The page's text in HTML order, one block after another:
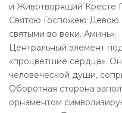
и Животворящий Кресте
Святою Госпожею Девою
святыми во веки. Аминь».
Центральный элемент
«процветшие сердца».
человеческой души,
Оборотная сторона
орнаментом